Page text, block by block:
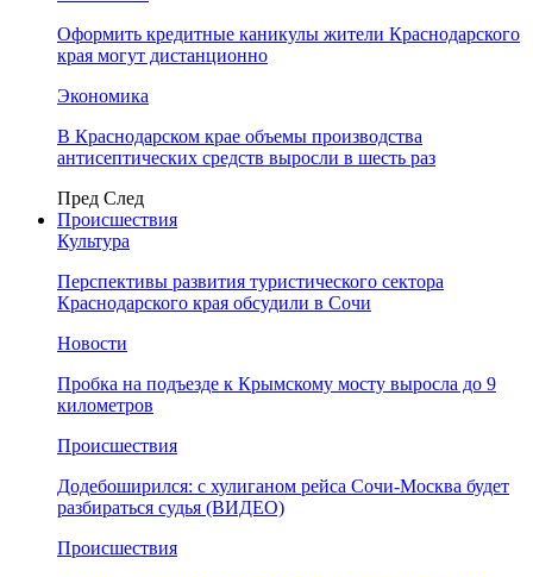
Оформить кредитные каникулы жители Краснодарского
края могут дистанционно
Экономика
В Краснодарском крае объемы производства
антисептических средств выросли в шесть раз
Пред След
Происшествия
Культура
Перспективы развития туристического сектора
Краснодарского края обсудили в Сочи
Новости
Пробка на подъезде к Крымскому мосту выросла до 9
километров
Происшествия
Додебоширился: с хулиганом рейса Сочи-Москва будет
разбираться судья (ВИДЕО)
Происшествия